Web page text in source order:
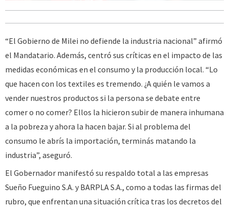
“El Gobierno de Milei no defiende la industria nacional” afirmó
el Mandatario. Además, centró sus críticas en el impacto de las
medidas económicas en el consumo y la producción local. “Lo
que hacen con los textiles es tremendo. ¿A quién le vamos a
vender nuestros productos si la persona se debate entre
comer o no comer? Ellos la hicieron subir de manera inhumana
a la pobreza y ahora la hacen bajar. Si al problema del
consumo le abrís la importación, terminás matando la
industria”, aseguró.
El Gobernador manifestó su respaldo total a las empresas
Sueño Fueguino S.A. y BARPLA S.A., como a todas las firmas del
rubro, que enfrentan una situación crítica tras los decretos del